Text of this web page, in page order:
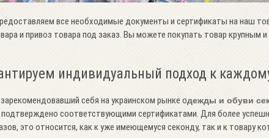
все необходимые документы и сертификаты на наш
и привоз товара под заказ. Вы можете покупать товар
индивидуальный подход к
себя на украинском рынке одежды и обуви
подтверждено соответствующими сертификатами. Для более
это относится, как к уже имеющемуся секонду, так и к товару